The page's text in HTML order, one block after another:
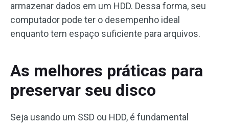
armazenar dados em um HDD. Dessa forma, seu
computador pode ter o desempenho ideal
enquanto tem espaço suficiente para arquivos.
As melhores práticas para
preservar seu disco
Seja usando um SSD ou HDD, é fundamental